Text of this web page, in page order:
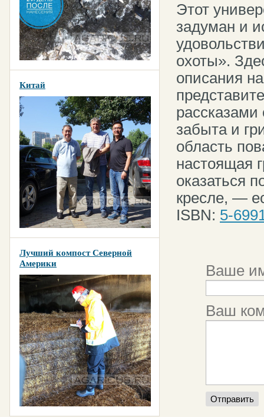
Китай
Лучший компост Северной
Америки
Этот
задуман и
охоты».
описания
рассказами
забыта и
область
настоящая
оказаться
кресле, —
ISBN: 5-
Ваше
Ваш